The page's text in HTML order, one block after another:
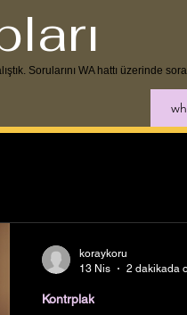
Sorularını WA hattı üzerinde
Kontrplak
koraykoru
13 Nis
2 dakikada